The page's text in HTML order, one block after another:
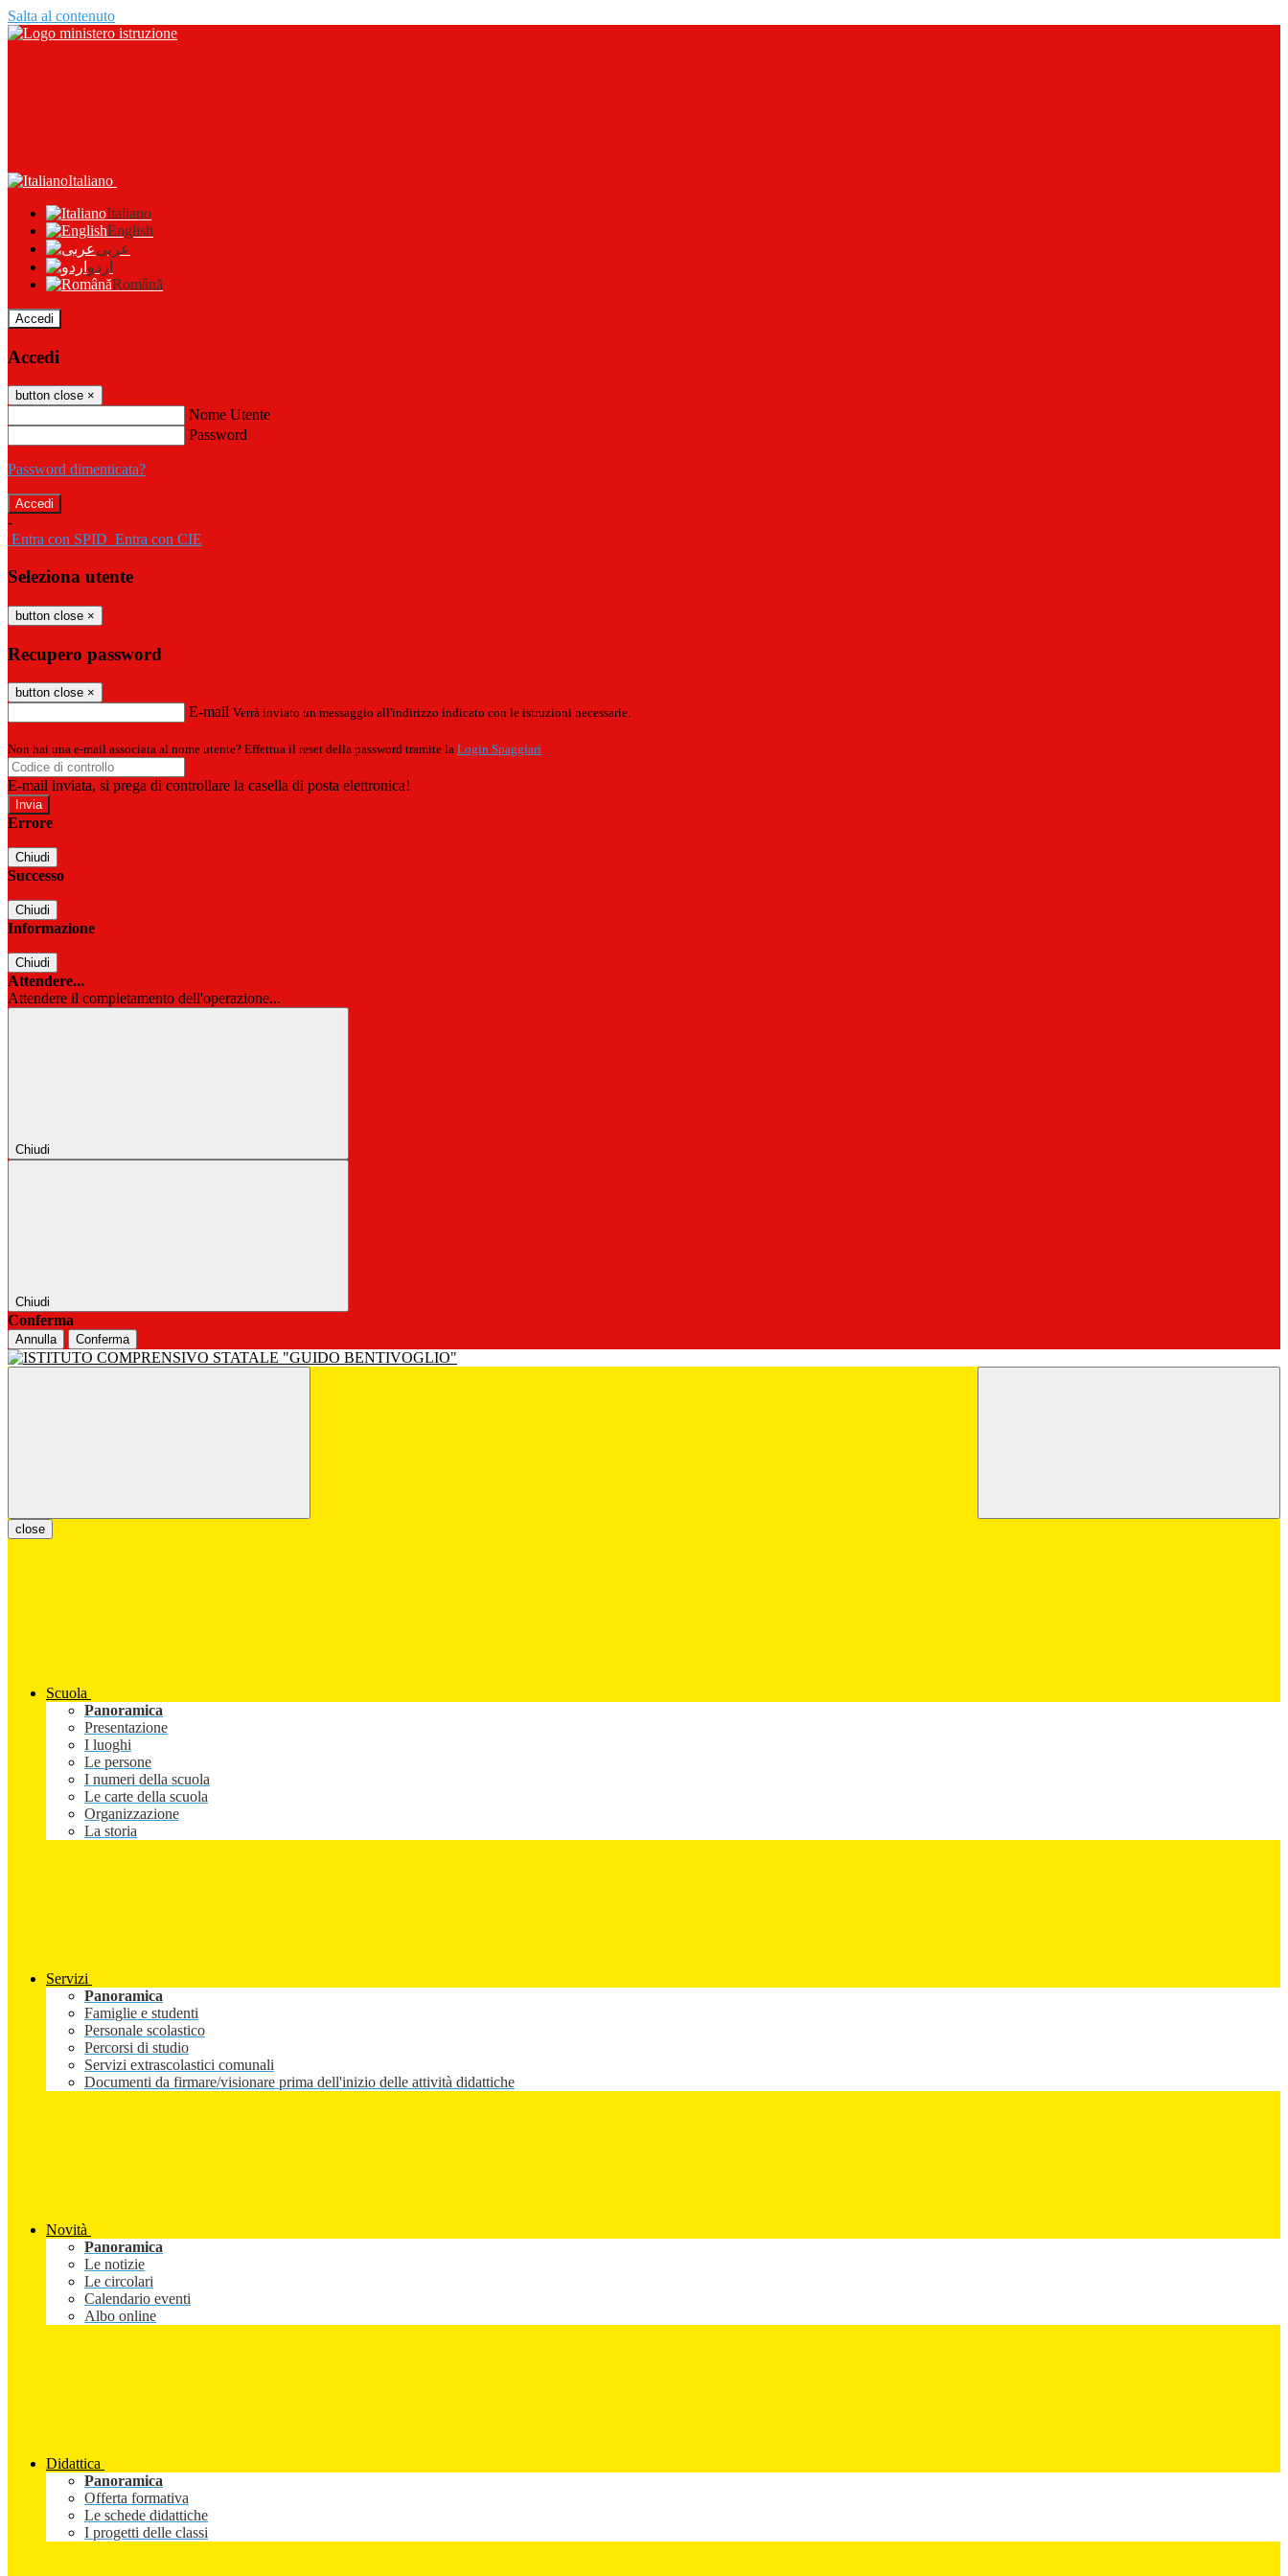
Salta al contenuto
Italiano
Italiano
English
عربى
اردو
Română
Accedi
Accedi
button close ×
Nome Utente
Password
Password dimenticata?
-
Entra con SPID Entra con CIE
Seleziona utente
button close ×
Recupero password
button close ×
E-mail Verrà inviato un messaggio all'indirizzo indicato con le istruzioni necessarie.
Non hai una e-mail associata al nome utente? Effettua il reset della password tramite la Login Spaggiari
E-mail inviata, si prega di controllare la casella di posta elettronica!
Errore
Chiudi
Successo
Chiudi
Informazione
Chiudi
Attendere...
Attendere il completamento dell'operazione...
Chiudi
Chiudi
Conferma
Annulla Conferma
close
Scuola
Panoramica
Presentazione
I luoghi
Le persone
I numeri della scuola
Le carte della scuola
Organizzazione
La storia
Servizi
Panoramica
Famiglie e studenti
Personale scolastico
Percorsi di studio
Servizi extrascolastici comunali
Documenti da firmare/visionare prima dell'inizio delle attività didattiche
Novità
Panoramica
Le notizie
Le circolari
Calendario eventi
Albo online
Didattica
Panoramica
Offerta formativa
Le schede didattiche
I progetti delle classi